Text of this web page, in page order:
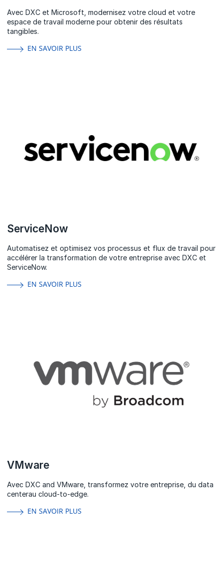
Avec DXC et Microsoft, modernisez votre cloud et votre
espace de travail moderne pour obtenir des résultats
tangibles.
EN SAVOIR PLUS
ServiceNow
Automatisez et optimisez vos processus et flux de travail pour
accélérer la transformation de votre entreprise avec DXC et
ServiceNow.
EN SAVOIR PLUS
VMware
Avec DXC and VMware, transformez votre entreprise, du data
centerau cloud-to-edge.
EN SAVOIR PLUS